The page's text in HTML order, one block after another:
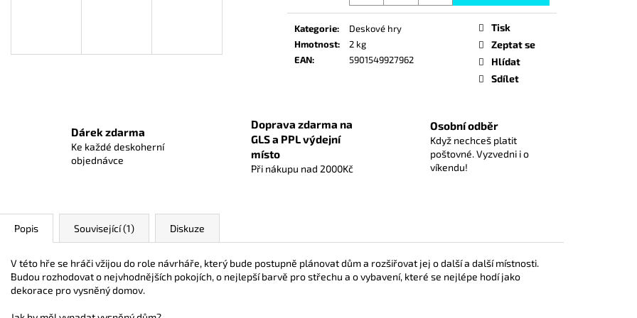
cena:
Kategorie:
Deskové hry
Hmotnost:
2 kg
EAN: 5901549927962
Tisk
Zeptat se
Hlídat
Sdílet
Dárek zdarma
Ke každé deskoherní
objednávce
Doprava zdarma na
GLS a PPL výdejní
místo
Při nákupu nad 2000Kč
Osobní odběr
Když nechceš platit
poštovné. Vyzvedni i o
víkendu!
Popis Související (1) Diskuze
V této hře se hráči vžijou do role návrháře, který bude postupně plánovat dům a rozšiřovat jej o další a další místnosti.
Budou rozhodovat o nejvhodnějších pokojích, o nejlepší barvě pro střechu a o vybavení, které se nejlépe hodí jako
dekorace pro vysněný domov.
1 059 Kč